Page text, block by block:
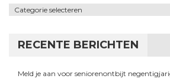
Categorieën
RECENTE BERICHTEN
Meld je aan voor seniorenontbijt